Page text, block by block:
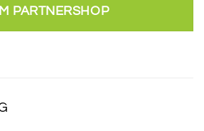
PARTNERSHOP